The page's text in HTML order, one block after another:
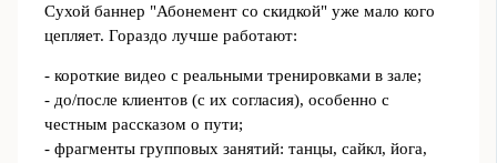
Сухой баннер "Абонемент со скидкой" уже мало кого
цепляет. Гораздо лучше работают:
- короткие видео с реальными тренировками в зале;
- до/после клиентов (с их согласия), особенно с
честным рассказом о пути;
- фрагменты групповых занятий: танцы, сайкл, йога,